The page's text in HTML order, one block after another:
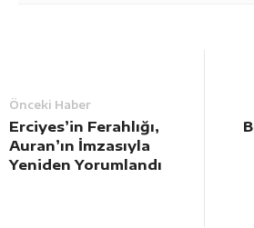
Önceki Haber
Erciyes’in Ferahlığı,
Auran’ın İmzasıyla
Yeniden Yorumlandı